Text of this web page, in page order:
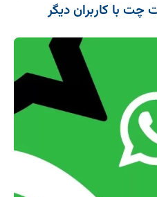
چت با کاربران دیگر